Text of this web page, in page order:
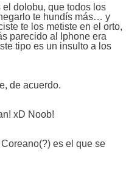
dolobu, que todos los
te hundís más… y
te los metiste en el orto,
parecido al Iphone era
tipo es un insulto a los
de acuerdo.
xD Noob!
es el que se